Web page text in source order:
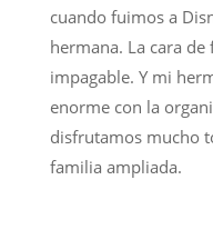
cuando fuimos a
hermana. La cara
impagable. Y mi
enorme con la
disfrutamos mucho
familia ampliada.